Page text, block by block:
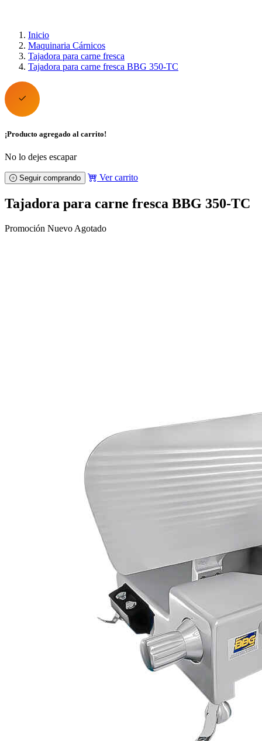
Inicio
Maquinaria Cárnicos
Tajadora para carne fresca
Tajadora para carne fresca BBG 350-TC
¡Producto agregado al carrito!
No lo dejes escapar
Seguir comprando Ver carrito
Tajadora para carne fresca BBG 350-TC
Promoción Nuevo Agotado